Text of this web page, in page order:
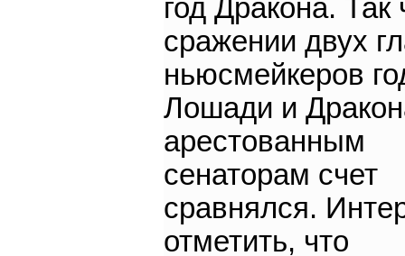
год Дракона. Так
сражении двух
ньюсмейкеров
Лошади и
арестованным
сенаторам счет
сравнялся.
отметить, что